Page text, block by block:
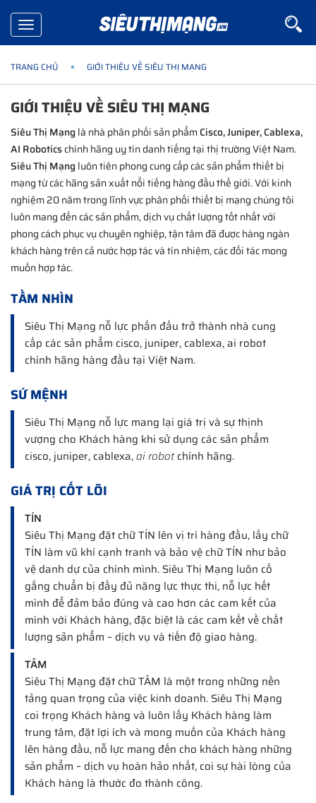
Toggle
navigation
TRANG CHỦ GIỚI THIỆU VỀ SIÊU THỊ MẠNG
GIỚI THIỆU VỀ SIÊU THỊ MẠNG
Siêu Thị Mạnglà nhà phân phối sản phẩmCisco, Juniper, Cablexa,
AI Roboticschính hãng uy tín danh tiếng tại thị trường Việt Nam.
Siêu Thị Mạngluôn tiên phong cung cấp các sản phẩm thiết bị
mạng từ các hãng sản xuất nổi tiếng hàng đầu thế giới. Với kinh
nghiệm 20 năm trong lĩnh vực phân phối thiết bị mạng chúng tôi
luôn mang đến các sản phẩm, dịch vụ chất lượng tốt nhất với
phong cách phục vụ chuyên nghiệp, tận tâm đã được hàng ngàn
khách hàng trên cả nước hợp tác và tín nhiệm, các đối tác mong
muốn hợp tác.
TẦM NHÌN
Siêu Thị Mạng nỗ lực phấn đấu trở thành nhà cung
cấp các sản phẩm cisco, juniper, cablexa, ai robot
chính hãng hàng đầu tại Việt Nam.
SỨ MỆNH
Siêu Thị Mạng nỗ lực mang lại giá trị và sự thịnh
vượng cho Khách hàng khi sử dụng các sản phẩm
cisco, juniper, cablexa,ai robotchính hãng.
GIÁ TRỊ CỐT LÕI
TÍN
Siêu Thị Mạng đặt chữ TÍN lên vị trí hàng đầu, lấy chữ
TÍN làm vũ khí cạnh tranh và bảo vệ chữ TÍN như bảo
vệ danh dự của chính mình. Siêu Thị Mạng luôn cố
gắng chuẩn bị đầy đủ năng lực thực thi, nỗ lực hết
mình để đảm bảo đúng và cao hơn các cam kết của
mình với Khách hàng, đặc biệt là các cam kết về chất
lượng sản phẩm – dịch vụ và tiến độ giao hàng.
TÂM​
Siêu Thị Mạng đặt chữ TÂM là một trong những nền
tảng quan trọng của việc kinh doanh. Siêu Thị Mạng
coi trọng Khách hàng và luôn lấy Khách hàng làm
trung tâm, đặt lợi ích và mong muốn của Khách hàng
lên hàng đầu, nỗ lực mang đến cho khách hàng những
sản phẩm – dịch vụ hoàn hảo nhất, coi sự hài lòng của
Khách hàng là thước đo thành công.